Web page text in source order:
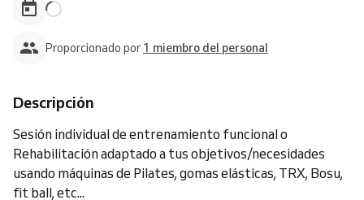
Proporcionado por 1 miembro del personal
Descripción
Sesión individual de entrenamiento funcional o
Rehabilitación adaptado a tus objetivos/necesidades
usando máquinas de Pilates, gomas elásticas, TRX, Bosu,
fit ball, etc...